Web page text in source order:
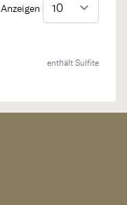
Anzeigen
enthält Sulfite